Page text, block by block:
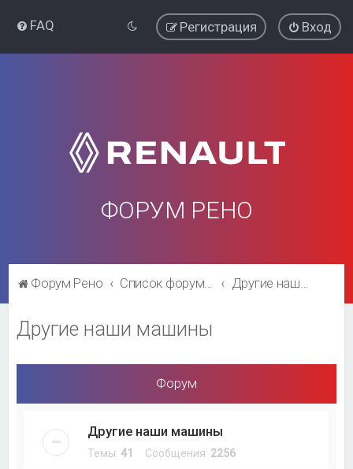
FAQ Вход
Регистрация
ФОРУМ РЕНО
Форум Рено Список форумов Другие наши машины
Другие наши машины
Форум
Другие наши машины
Темы:41 Сообщения: 2256